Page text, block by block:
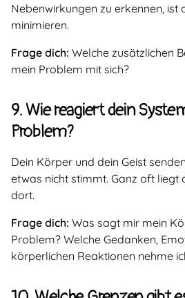
Nebenwirkungen zu erkennen, ist
minimieren.
Frage dich: Welche zusätzlichen
mein Problem mit sich?
9. Wie reagiert dein
Problem?
Dein Körper und dein Geist
etwas nicht stimmt. Ganz oft liegt
dort.
Frage dich: Was sagt mir mein
Problem? Welche Gedanken,
körperlichen Reaktionen nehme